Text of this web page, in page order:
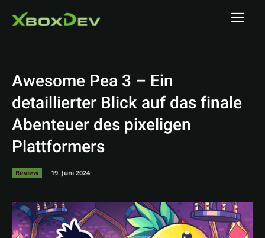
Awesome Pea 3 – Ein
detaillierter Blick auf das finale
Abenteuer des pixeligen
Plattformers
Review 19. Juni 2024